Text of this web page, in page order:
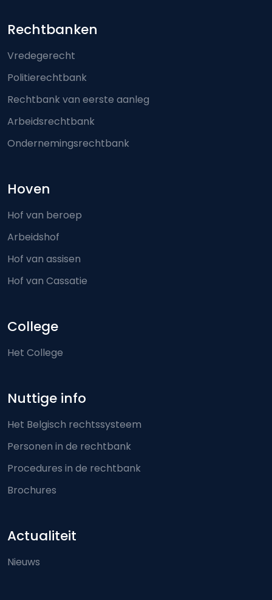
Footer-menu
Rechtbanken
Vredegerecht
Politierechtbank
Rechtbank van eerste aanleg
Arbeidsrechtbank
Ondernemingsrechtbank
Hoven
Hof van beroep
Arbeidshof
Hof van assisen
Hof van Cassatie
College
Het College
Nuttige info
Het Belgisch rechtssysteem
Personen in de rechtbank
Procedures in de rechtbank
Brochures
Actualiteit
Nieuws